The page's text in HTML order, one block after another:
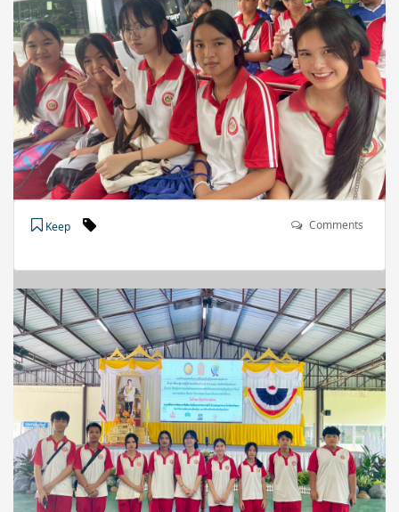
Keep Comments